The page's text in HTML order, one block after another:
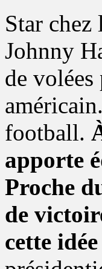
Star
Johnny
de
football.
apporte
Proche
de
cette